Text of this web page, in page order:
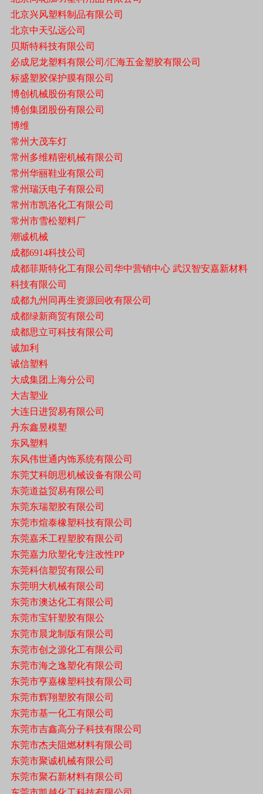
北京兴风塑料制品有限公司
北京中天弘远公司
贝斯特科技有限公司
必成尼龙塑料有限公司/汇海五金塑胶有限公司
标盛塑胶保护膜有限公司
博创机械股份有限公司
博创集团股份有限公司
博维
常州大茂车灯
常州多维精密机械有限公司
常州华丽鞋业有限公司
常州瑞沃电子有限公司
常州市凯洛化工有限公司
常州市雪松塑料厂
潮诚机械
成都6914科技公司
成都菲斯特化工有限公司华中营销中心 武汉智安嘉新材料
科技有限公司
成都九州同再生资源回收有限公司
成都绿新商贸有限公司
成都思立可科技有限公司
诚加利
诚信塑料
大成集团上海分公司
大吉塑业
大连日进贸易有限公司
丹东鑫昱模塑
东风塑料
东风伟世通内饰系统有限公司
东莞艾科朗思机械设备有限公司
东莞道益贸易有限公司
东莞东瑞塑胶有限公司
东莞巿煊泰橡塑科技有限公司
东莞嘉禾工程塑胶有限公司
东莞嘉力欣塑化专注改性PP
东莞科信塑贸有限公司
东莞明大机械有限公司
东莞市澳达化工有限公司
东莞市宝轩塑胶有限公
东莞市晨龙制版有限公司
东莞市创之源化工有限公司
东莞市海之逸塑化有限公司
东莞市亨嘉橡塑科技有限公司
东莞市辉翔塑胶有限公司
东莞市基一化工有限公司
东莞市吉鑫高分子科技有限公司
东莞市杰夫阻燃材料有限公司
东莞市聚诚机械有限公司
东莞市聚石新材料有限公司